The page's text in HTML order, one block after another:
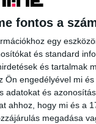
fontos a
egy
és standard
és tartalmak
Ön engedélyével mi
adatokat és
ahhoz, hogy mi és a
megadása